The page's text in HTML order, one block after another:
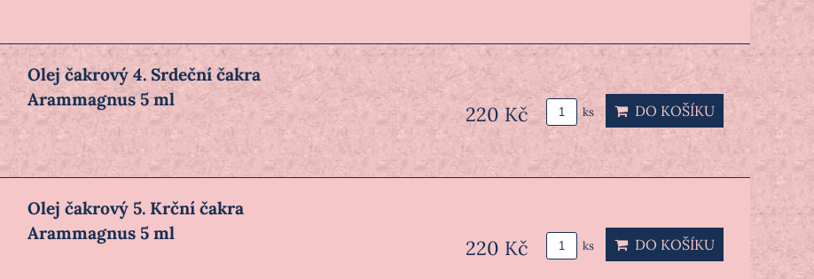
Olej čakrový 4. Srdeční čakra
Arammagnus 5 ml
220 Kč ks DO KOŠÍKU
Olej čakrový 5. Krční čakra
Arammagnus 5 ml
220 Kč ks DO KOŠÍKU